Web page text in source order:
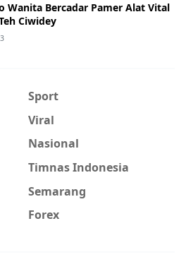
Wanita Bercadar Pamer Alat Vital
Ciwidey
Sport
Viral
Nasional
Timnas Indonesia
Semarang
Forex